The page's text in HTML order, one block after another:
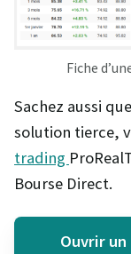
Fiche
Sachez aussi
solution tierce,
trading
Bourse Direct.
Ouvrir